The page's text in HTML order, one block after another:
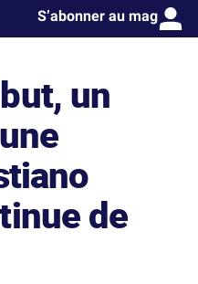
S’abonner au mag
un
de